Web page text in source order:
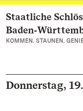
Zum Hauptinhalt
Staatliche
KOMMEN. STAUNEN.
Donnerstag,